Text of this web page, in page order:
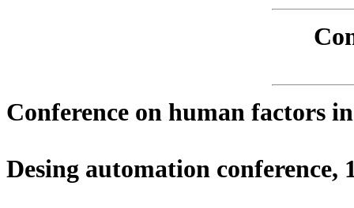
Conference on human factors
Desing automation conference,